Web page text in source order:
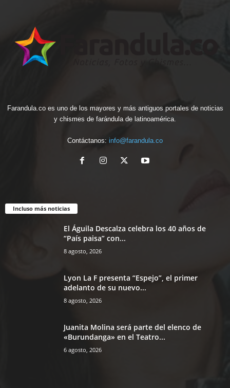
Farandula.co es uno de los mayores y más antiguos portales de noticias
y chismes de farándula de latinoamérica.
Contáctanos: info@farandula.co
Incluso más noticias
El Águila Descalza celebra los 40 años de
“País paisa” con...
8 agosto, 2026
Lyon La F presenta “Espejo”, el primer
adelanto de su nuevo...
8 agosto, 2026
Juanita Molina será parte del elenco de
«Burundanga» en el Teatro...
6 agosto, 2026